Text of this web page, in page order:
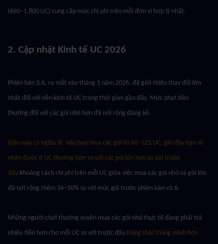
(660–1.800 UC) cung cấp mức chi phí trên mỗi đơn vị hợp lý nhất.
2. Cập nhật Kinh tế UC 2026
Phiên bản 3.6, ra mắt vào tháng 1 năm 2026, đã giới thiệu thay đổi lớn
nhất đối với nền kinh tế UC trong thời gian gần đây. Mức phạt tiền
thưởng đối với các gói nhỏ hơn đã nới rộng đáng kể.
Điều này có nghĩa là: nếu bạn mua các gói từ 60–325 UC, giờ đây bạn sẽ
nhận được ít UC thưởng hơn so với các gói lớn hơn so với trước
đây.Khoảng cách chi phí trên mỗi UC giữa việc mua các gói nhỏ và gói lớn
đã nới rộng thêm 34–50% so với mức giá trước phiên bản v3.6.
Những người chơi thường xuyên mua các gói nhỏ thực tế đang phải trả
nhiều tiền hơn cho mỗi UC so với trước đây.Động thái thông minh hơn